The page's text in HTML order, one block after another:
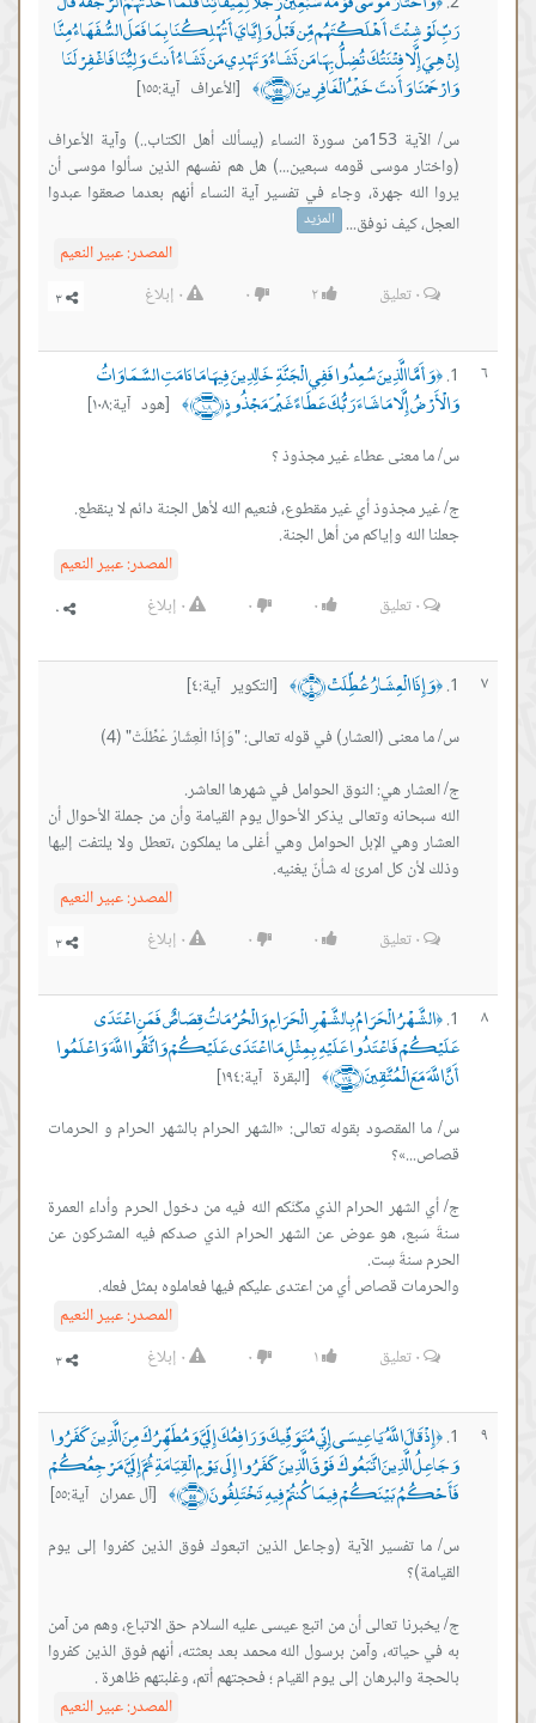
رَبِّ لَوْ شِئْتَ أَهْلَكْتَهُم مِّن قَبْلُ وَإِيَّايَ أَتُهْلِكُنَا بِمَا فَعَلَ السُّفَهَاءُ مِنَّا
إِنْ هِيَ إِلَّا فِتْنَتُكَ تُضِلُّ بِهَا مَن تَشَاءُ وَتَهْدِي مَن تَشَاءُ أَنتَ وَلِيُّنَا فَاغْفِرْ لَنَا
وَارْحَمْنَا وَأَنتَ خَيْرُ الْغَافِرِينَ ﴿١٥٥﴾ ﴾
[الأعراف آية:١٥٥]
س/ الآية 153من سورة النساء (يسألك أهل الكتاب..) وآية الأعراف
(واختار موسى قومه سبعين...) هل هم نفسهم الذين سألوا موسى أن
يروا الله جهرة، وجاء في تفسير آية النساء أنهم بعدما صعقوا عبدوا
العجل، كيف نوفق... المزيد
المصدر:عبير النعيم
٠تعليق ٢ ٠ ٠ إبلاغ
٦ ﴿وَأَمَّا الَّذِينَ سُعِدُوا فَفِي الْجَنَّةِ خَالِدِينَ فِيهَا مَا دَامَتِ السَّمَاوَاتُ
وَالْأَرْضُ إِلَّا مَا شَاءَ رَبُّكَ عَطَاءً غَيْرَ مَجْذُوذٍ ﴿١٠٨﴾ ﴾
[هود آية:١٠٨]
جعلنا الله وإياكم من أهل الجنة.
المصدر:عبير النعيم
٠تعليق ٠ ٠ ٠ إبلاغ
٧ ﴿وَإِذَا الْعِشَارُ عُطِّلَتْ ﴿٤﴾ ﴾
[التكوير آية:٤]
الله سبحانه وتعالى يذكر الأحوال يوم القيامة وأن من جملة الأحوال أن
العشار وهي الإبل الحوامل وهي أغلى ما يملكون ،تعطل ولا يلتفت إليها
وذلك لأن كل امرئ له شأنٌ يغنيه.
المصدر:عبير النعيم
٠تعليق ٠ ٠ ٠ إبلاغ
٨ ﴿الشَّهْرُ الْحَرَامُ بِالشَّهْرِ الْحَرَامِ وَالْحُرُمَاتُ قِصَاصٌ فَمَنِ اعْتَدَى
عَلَيْكُمْ فَاعْتَدُوا عَلَيْهِ بِمِثْلِ مَا اعْتَدَى عَلَيْكُمْ وَاتَّقُوا اللَّهَ وَاعْلَمُوا
أَنَّ اللَّهَ مَعَ الْمُتَّقِينَ ﴿١٩٤﴾ ﴾
[البقرة آية:١٩٤]
س/ ما المقصود بقوله تعالى: «الشهر الحرام بالشهر الحرام و الحرمات
ج/ أي الشهر الحرام الذي مكّنَكم الله فيه من دخول الحرم وأداء العمرة
سنةَ سَبع، هو عوض عن الشهر الحرام الذي صدكم فيه المشركون عن
والحرمات قصاص أي من اعتدى عليكم فيها فعاملوه بمثل فعله.
المصدر:عبير النعيم
٠تعليق ١ ٠ ٠ إبلاغ
٩ ﴿إِذْ قَالَ اللَّهُ يَا عِيسَى إِنِّي مُتَوَفِّيكَ وَرَافِعُكَ إِلَيَّ وَمُطَهِّرُكَ مِنَ الَّذِينَ كَفَرُوا
وَجَاعِلُ الَّذِينَ اتَّبَعُوكَ فَوْقَ الَّذِينَ كَفَرُوا إِلَى يَوْمِ الْقِيَامَةِ ثُمَّ إِلَيَّ مَرْجِعُكُمْ
فَأَحْكُمُ بَيْنَكُمْ فِيمَا كُنتُمْ فِيهِ تَخْتَلِفُونَ ﴿٥٥﴾ ﴾
[آل عمران آية:٥٥]
س/ ما تفسير الآية (وجاعل الذين اتبعوك فوق الذين كفروا إلى يوم
ج/ يخبرنا تعالى أن من اتبع عيسى عليه السلام حق الاتباع، وهم من آمن
به في حياته، وآمن برسول الله محمد بعد بعثته، أنهم فوق الذين كفروا
بالحجة والبرهان إلى يوم القيام ؛ فحجتهم أتم، وغلبتهم ظاهرة .
المصدر:عبير النعيم